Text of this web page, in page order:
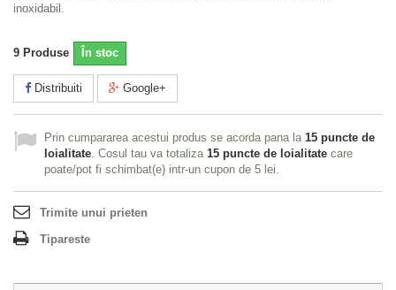
inoxidabil.
9 Produse În stoc
Distribuiti Google+
Prin cumpararea acestui produs se acorda pana la 15 puncte de
loialitate . Cosul tau va totaliza 15 puncte de loialitate care
poate/pot fi schimbat(e) intr-un cupon de 5 lei
Trimite unui prieten
Tipareste